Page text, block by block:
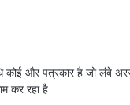
कोई और पत्रकार है जो लंबे
कर रहा है